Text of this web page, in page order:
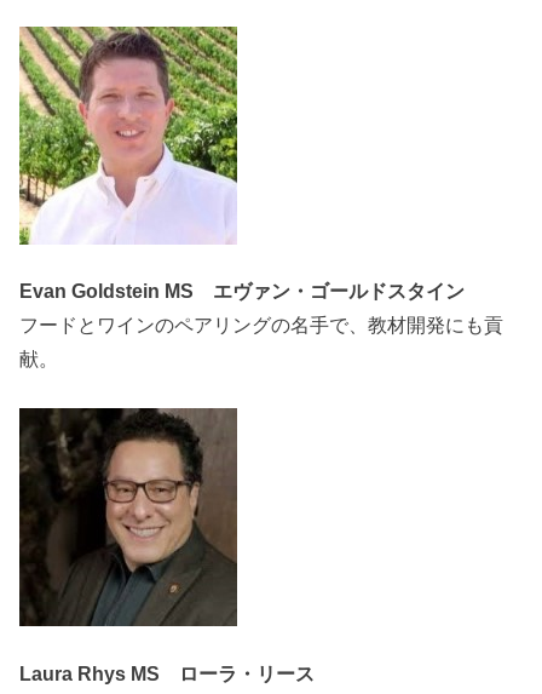
Evan Goldstein MS エヴァン・ゴールドスタイン
フードとワインのペアリングの名手で、教材開発にも貢
献。
Laura Rhys MS ローラ・リース